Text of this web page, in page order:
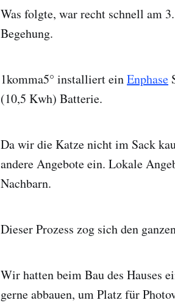
Was folgte, war recht schnell am
Begehung.
1komma5° installiert einEnphase
(10,5 Kwh) Batterie.
Da wir die Katze nicht im Sack
andere Angebote ein. Lokale
Nachbarn.
Dieser Prozess zog sich den
Wir hatten beim Bau des Hauses
gerne abbauen, um Platz für